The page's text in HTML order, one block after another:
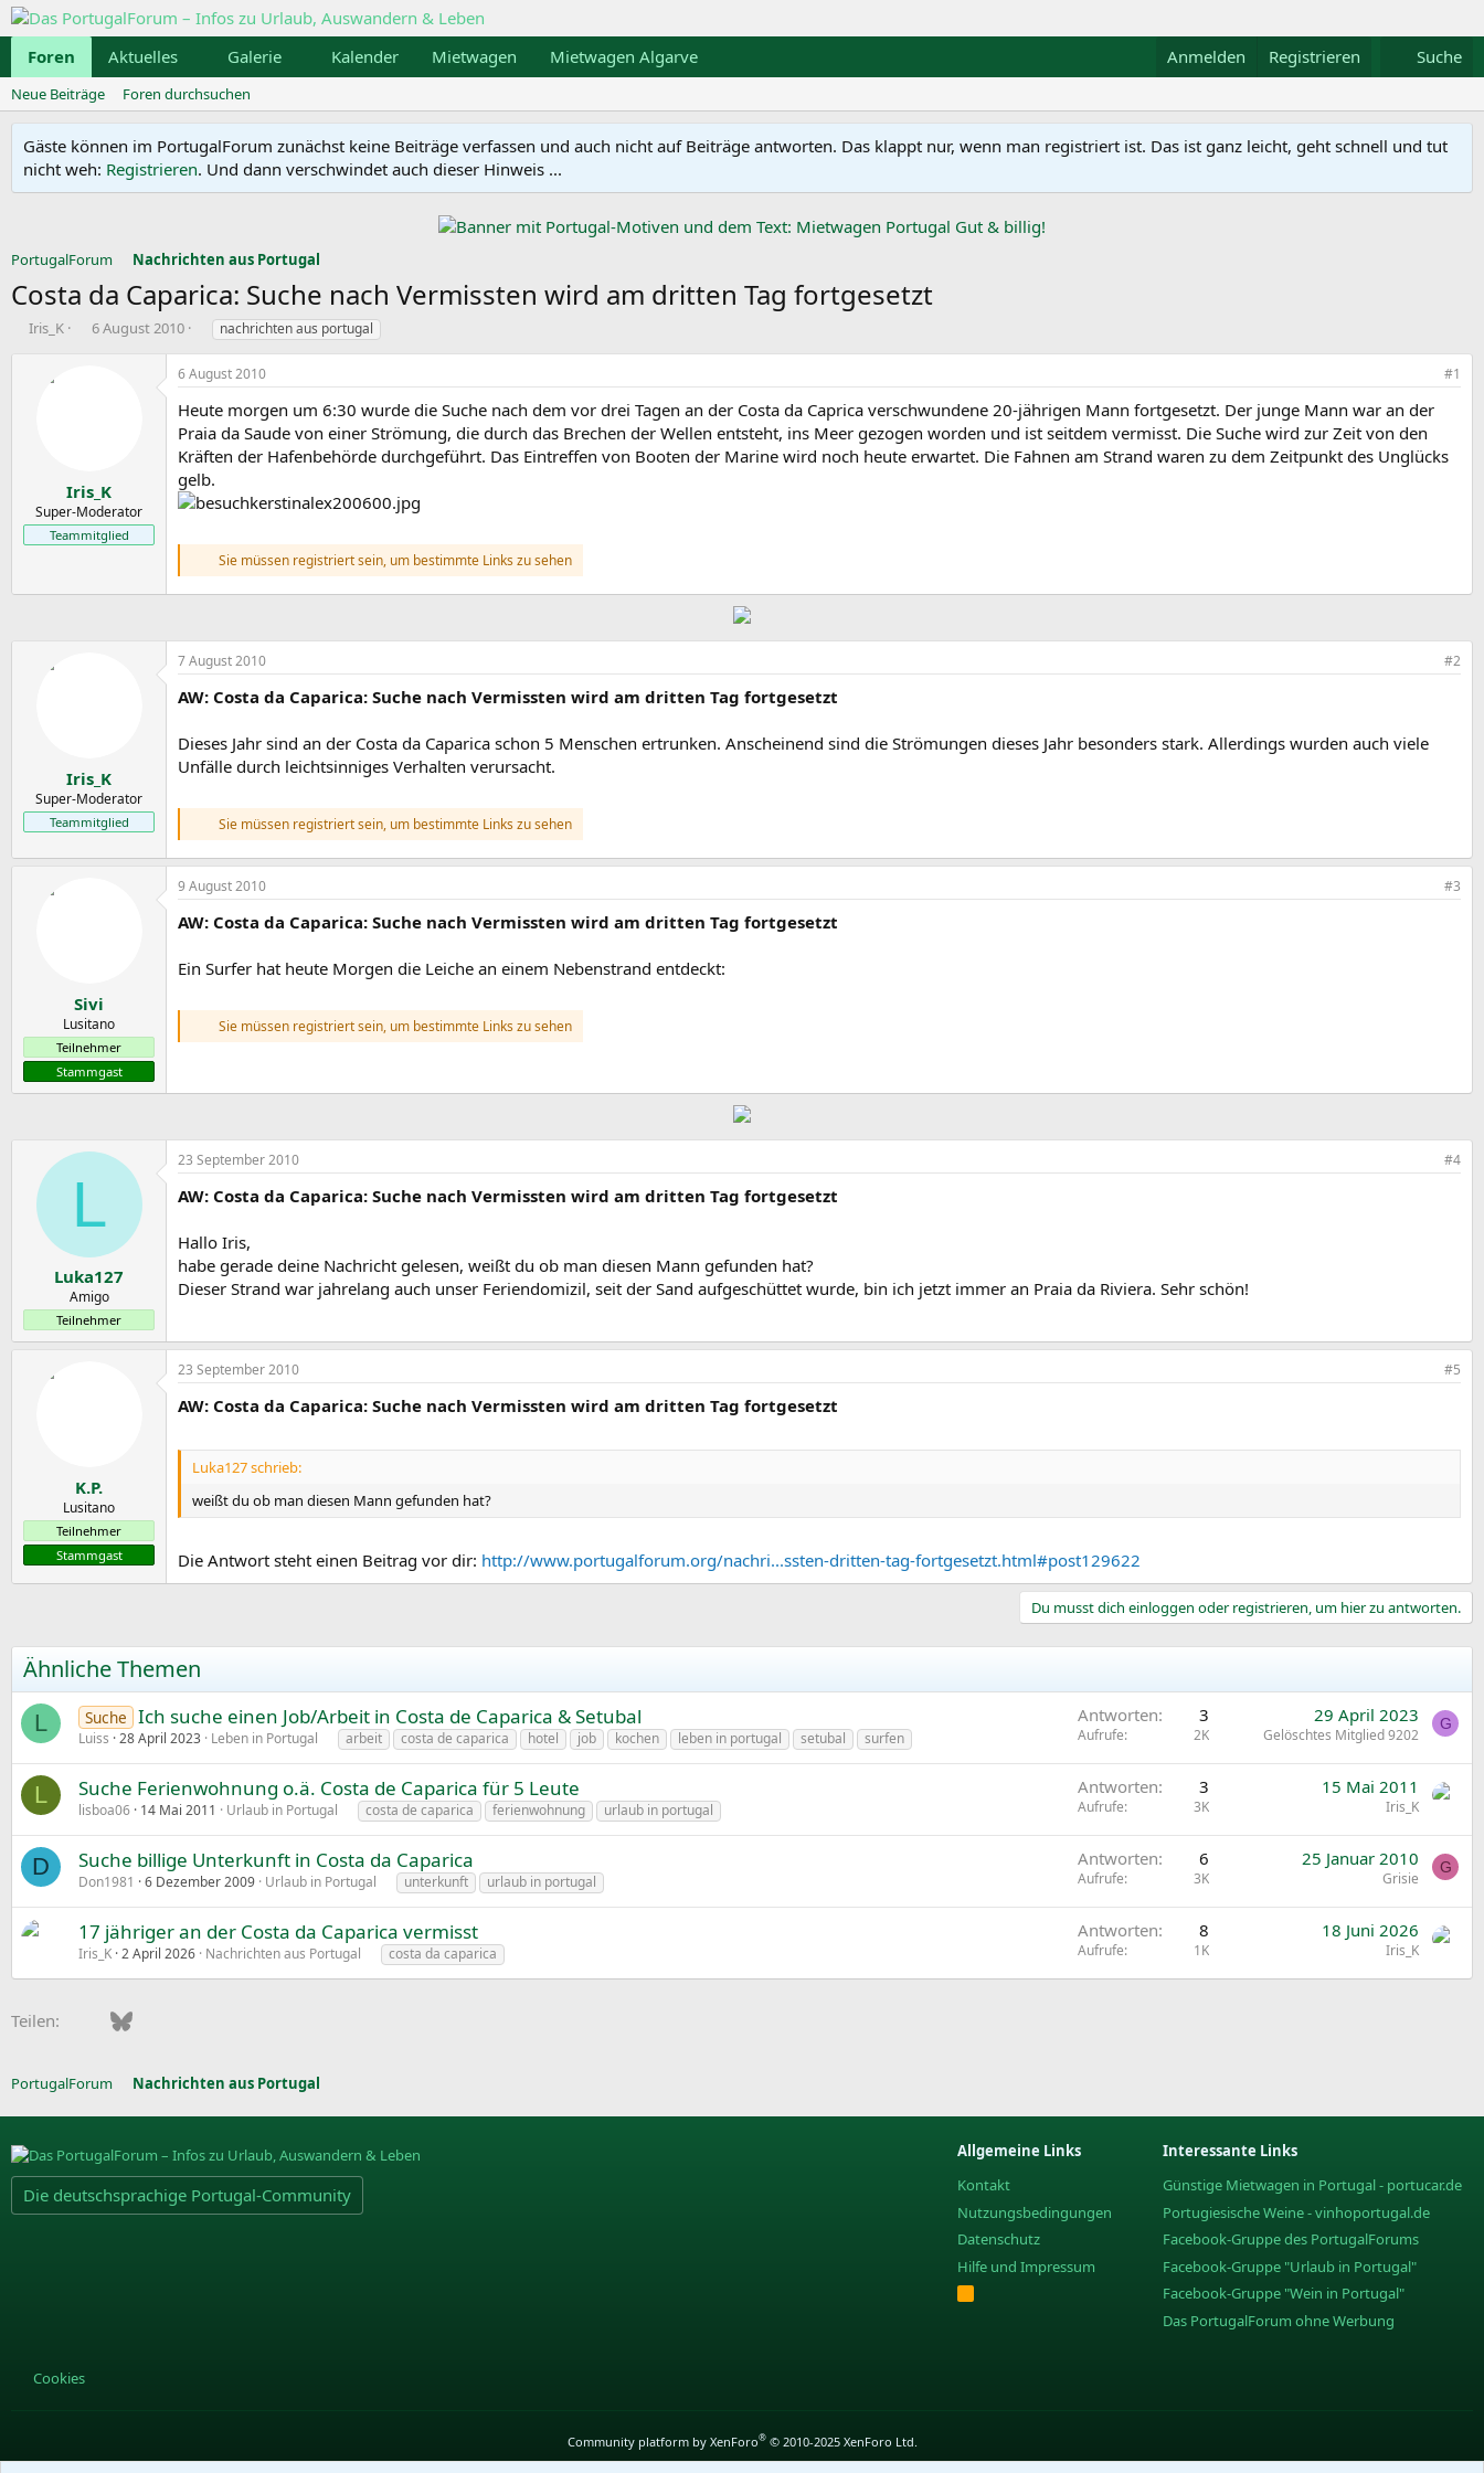
Foren Aktuelles Galerie Kalender Mietwagen Mietwagen Algarve Anmelden Registrieren Suche
Neue Beiträge Foren durchsuchen
Gäste können im PortugalForum zunächst keine Beiträge verfassen und auch nicht auf Beiträge antworten. Das klappt nur, wenn man registriert ist. Das ist ganz leicht, geht schnell und tut
nicht weh: Registrieren. Und dann verschwindet auch dieser Hinweis ...
PortugalForum Nachrichten aus Portugal
Costa da Caparica: Suche nach Vermissten wird am dritten Tag fortgesetzt
E
Iris_K
E
a
m
6 August 2010
S
h
l
a
g
w
o
r
t
nachrichten aus portugal
Iris_K
Super-Moderator
Teammitglied
6 August 2010 #1
Heute morgen um 6:30 wurde die Suche nach dem vor drei Tagen an der Costa da Caprica verschwundene 20-jährigen Mann fortgesetzt. Der junge Mann war an der
Praia da Saude von einer Strömung, die durch das Brechen der Wellen entsteht, ins Meer gezogen worden und ist seitdem vermisst. Die Suche wird zur Zeit von den
Kräften der Hafenbehörde durchgeführt. Das Eintreffen von Booten der Marine wird noch heute erwartet. Die Fahnen am Strand waren zu dem Zeitpunkt des Unglücks
gelb.
Sie müssen registriert sein, um bestimmte Links zu sehen
Iris_K
Super-Moderator
Teammitglied
7 August 2010 #2
AW: Costa da Caparica: Suche nach Vermissten wird am dritten Tag fortgesetzt
Dieses Jahr sind an der Costa da Caparica schon 5 Menschen ertrunken. Anscheinend sind die Strömungen dieses Jahr besonders stark. Allerdings wurden auch viele
Unfälle durch leichtsinniges Verhalten verursacht.
Sie müssen registriert sein, um bestimmte Links zu sehen
Sivi
Lusitano
Teilnehmer
Stammgast
9 August 2010 #3
AW: Costa da Caparica: Suche nach Vermissten wird am dritten Tag fortgesetzt
Ein Surfer hat heute Morgen die Leiche an einem Nebenstrand entdeckt:
Sie müssen registriert sein, um bestimmte Links zu sehen
L
Luka127
Amigo
Teilnehmer
23 September 2010 #4
AW: Costa da Caparica: Suche nach Vermissten wird am dritten Tag fortgesetzt
Hallo Iris,
habe gerade deine Nachricht gelesen, weißt du ob man diesen Mann gefunden hat?
Dieser Strand war jahrelang auch unser Feriendomizil, seit der Sand aufgeschüttet wurde, bin ich jetzt immer an Praia da Riviera. Sehr schön!
K.P.
Lusitano
Teilnehmer
Stammgast
23 September 2010 #5
AW: Costa da Caparica: Suche nach Vermissten wird am dritten Tag fortgesetzt
Luka127 schrieb:
weißt du ob man diesen Mann gefunden hat?
Die Antwort steht einen Beitrag vor dir: http://www.portugalforum.org/nachri...ssten-dritten-tag-fortgesetzt.html#post129622
Du musst dich einloggen oder registrieren, um hier zu antworten.
Ähnliche Themen
L Suche Ich suche einen Job/Arbeit in Costa de Caparica & Setubal
Luiss 28 April 2023 Leben in Portugal arbeit costa de caparica hotel job kochen leben in portugal setubal surfen
Antworten 3
Aufrufe 2K
29 April 2023
Gelöschtes Mitglied 9202
G
L Suche Ferienwohnung o.ä. Costa de Caparica für 5 Leute
lisboa06 14 Mai 2011 Urlaub in Portugal costa de caparica ferienwohnung urlaub in portugal
Antworten 3
Aufrufe 3K
15 Mai 2011
Iris_K
D Suche billige Unterkunft in Costa da Caparica
Don1981 6 Dezember 2009 Urlaub in Portugal unterkunft urlaub in portugal
Antworten 6
Aufrufe 3K
25 Januar 2010
Grisie
G
17 jähriger an der Costa da Caparica vermisst
Iris_K 2 April 2026 Nachrichten aus Portugal costa da caparica
Antworten 8
Aufrufe 1K
18 Juni 2026
Iris_K
Teilen: FacebookBluesky
PortugalForum Nachrichten aus Portugal
Die deutschsprachige Portugal-Community
Allgemeine Links
Kontakt
Nutzungsbedingungen
Datenschutz
Hilfe und Impressum
R
Interessante Links
Günstige Mietwagen in Portugal - portucar.de
Portugiesische Weine - vinhoportugal.de
Facebook-Gruppe des PortugalForums
Facebook-Gruppe "Urlaub in Portugal"
Facebook-Gruppe "Wein in Portugal"
Das PortugalForum ohne Werbung
Cookies
Community platform by XenForo® © 2010-2025 XenForo Ltd.